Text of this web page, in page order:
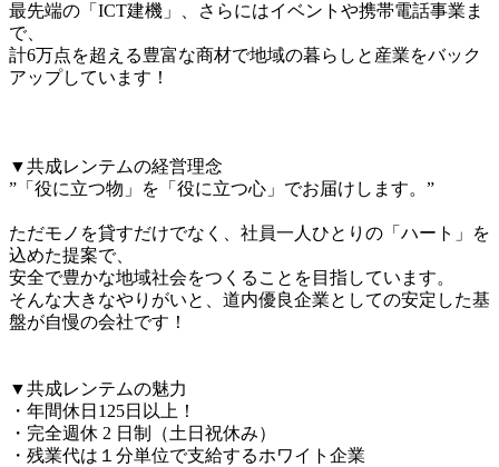
最先端の「ICT建機」、さらにはイベントや携帯電話事業ま
で、
計6万点を超える豊富な商材で地域の暮らしと産業をバック
アップしています！
▼共成レンテムの経営理念
”「役に立つ物」を「役に立つ心」でお届けします。”
ただモノを貸すだけでなく、社員一人ひとりの「ハート」を
込めた提案で、
安全で豊かな地域社会をつくることを目指しています。
そんな大きなやりがいと、道内優良企業としての安定した基
盤が自慢の会社です！
▼共成レンテムの魅力
・年間休日125日以上！
・完全週休 2 日制（土日祝休み）
・残業代は１分単位で支給するホワイト企業